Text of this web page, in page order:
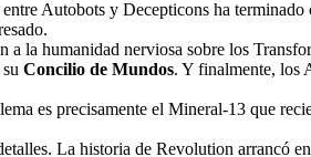
entre Autobots y Decepticons ha
a la humanidad nerviosa sobre los
Concilio de Mundos. Y finalmente, los
es precisamente el Mineral-13 que
La historia de Revolution arrancó